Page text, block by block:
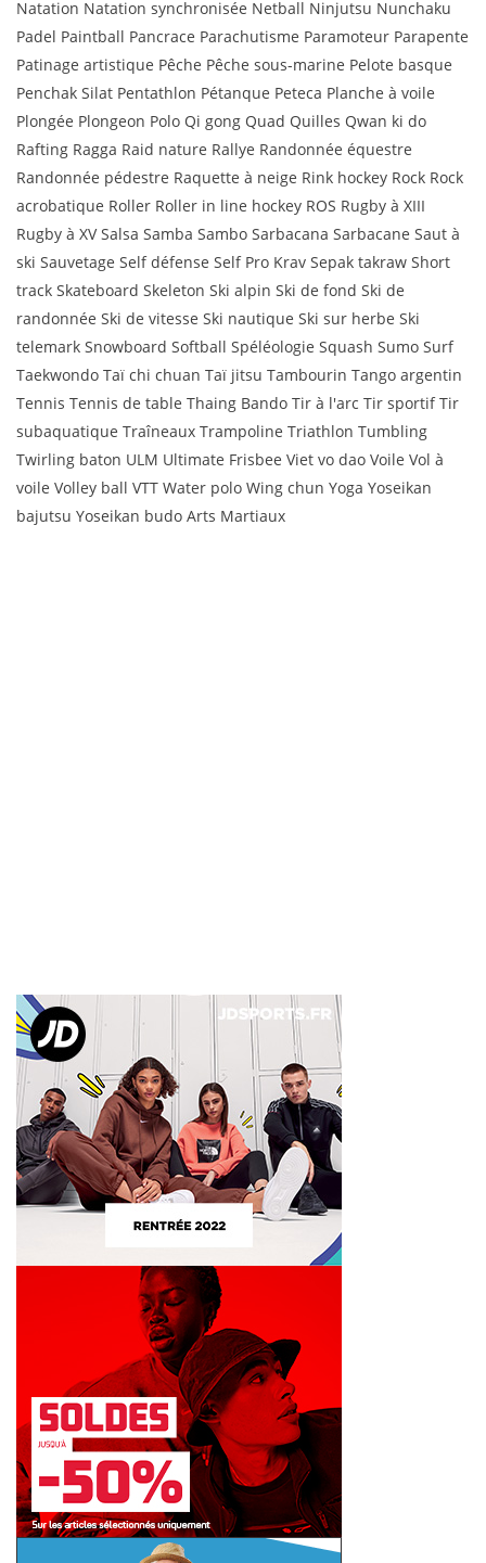
Natation Natation synchronisée Netball Ninjutsu Nunchaku
Padel Paintball Pancrace Parachutisme Paramoteur Parapente
Patinage artistique Pêche Pêche sous-marine Pelote basque
Penchak Silat Pentathlon Pétanque Peteca Planche à voile
Plongée Plongeon Polo Qi gong Quad Quilles Qwan ki do
Rafting Ragga Raid nature Rallye Randonnée équestre
Randonnée pédestre Raquette à neige Rink hockey Rock Rock
acrobatique Roller Roller in line hockey ROS Rugby à XIII
Rugby à XV Salsa Samba Sambo Sarbacana Sarbacane Saut à
ski Sauvetage Self défense Self Pro Krav Sepak takraw Short
track Skateboard Skeleton Ski alpin Ski de fond Ski de
randonnée Ski de vitesse Ski nautique Ski sur herbe Ski
telemark Snowboard Softball Spéléologie Squash Sumo Surf
Taekwondo Taï chi chuan Taï jitsu Tambourin Tango argentin
Tennis Tennis de table Thaing Bando Tir à l'arc Tir sportif Tir
subaquatique Traîneaux Trampoline Triathlon Tumbling
Twirling baton ULM Ultimate Frisbee Viet vo dao Voile Vol à
voile Volley ball VTT Water polo Wing chun Yoga Yoseikan
bajutsu Yoseikan budo Arts Martiaux